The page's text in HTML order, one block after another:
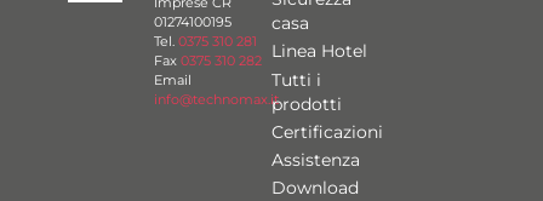
01274100195
Tel. 0375 310 281
Fax 0375 310 282
Email
info@technomax.it
casa
Linea Hotel
Tutti i
prodotti
Certificazioni
Assistenza
Download